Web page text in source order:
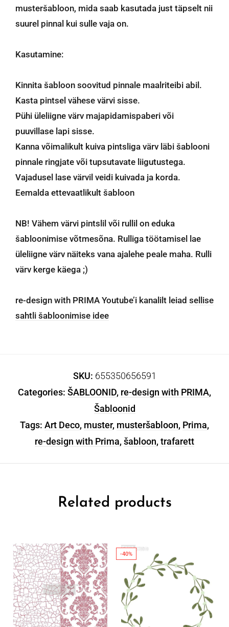
musteršabloon, mida saab kasutada just täpselt nii
suurel pinnal kui sulle vaja on.
Kasutamine:
Kinnita šabloon soovitud pinnale maalriteibi abil.
Kasta pintsel vähese värvi sisse.
Pühi üleliigne värv majapidamispaberi või
puuvillase lapi sisse.
Kanna võimalikult kuiva pintsliga värv läbi šablooni
pinnale ringjate või tupsutavate liigutustega.
Vajadusel lase värvil veidi kuivada ja korda.
Eemalda ettevaatlikult šabloon
NB! Vähem värvi pintslil või rullil on eduka
šabloonimise võtmesõna. Rulliga töötamisel lae
üleliigne värv näiteks vana ajalehe peale maha. Rulli
värv kerge käega ;)
re-design with PRIMA Youtube’i kanalilt leiad sellise
sahtli šabloonimise idee
SKU: 655350656591
Categories: ŠABLOONID, re-design with PRIMA,
Šabloonid
Tags: Art Deco, muster, musteršabloon, Prima,
re-design with Prima, šabloon, trafarett
Related products
-40%